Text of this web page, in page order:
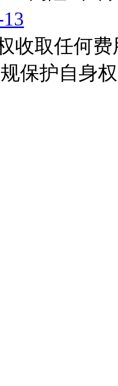
收取任何
保护自身